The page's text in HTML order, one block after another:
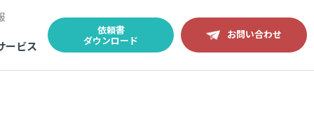
ービス
依頼書
ダウンロード お問い合わせ